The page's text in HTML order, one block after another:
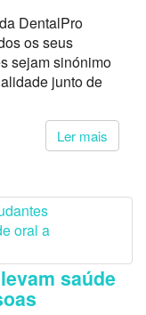
DentalPro
os seus
sejam sinónimo
junto de
Ler mais
saúde